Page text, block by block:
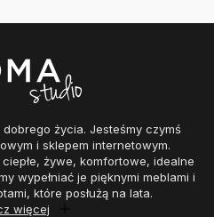
życia. Jesteśmy czymś
i sklepem internetowym.
żywe, komfortowe, idealne
wypełniać je pięknymi meblami i
które posłużą na lata.
więcej